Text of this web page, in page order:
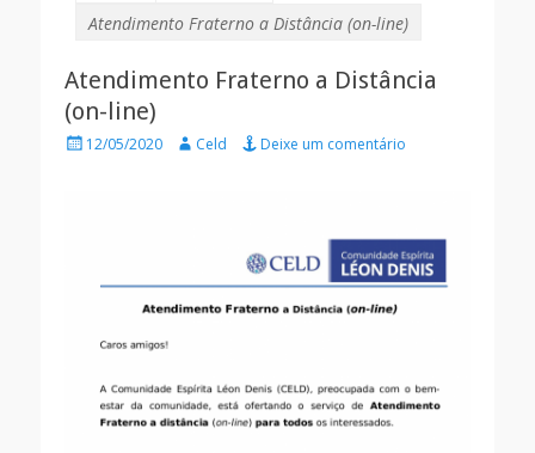
Atendimento Fraterno a Distância (on-line)
Atendimento Fraterno a Distância
(on-line)
Posted12/05/2020 AutorCeld Deixe um comentário